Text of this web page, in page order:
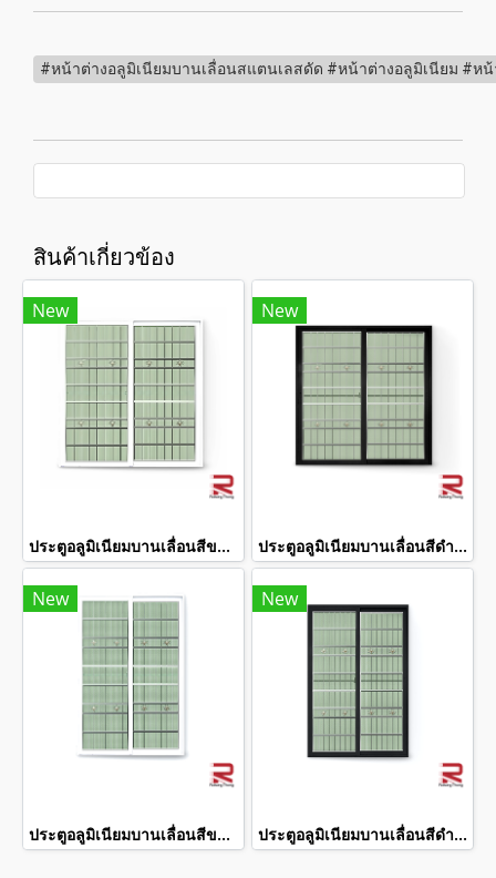
#หน้าต่างอลูมิเนียมบานเลื่อนสแตนเลสดัด #หน้าต่างอลูมิเนียม #ห
สินค้าเกี่ยวข้อง
New
ประตูอลูมิเนียมบานเลื่อนสีขาวสแตนเลสดัด winking
New
ประตูอลูมิเนียมบานเลื่อนสีดำสแตนเลสดัด winking
New
ประตูอลูมิเนียมบานเลื่อนสีขาวสแตนเลสดัด winking
New
ประตูอลูมิเนียมบานเลื่อนสีดำสแตนเลสดัด winking